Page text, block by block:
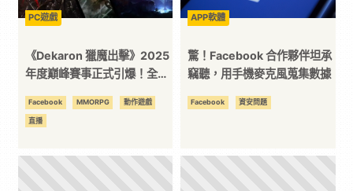
方
位
資
訊
PC遊戲
《Dekaron 獵魔出擊》2025
年度巔峰賽事正式引爆！全球
戰！
Facebook MMORPG 動作遊戲
直播
APP軟體
驚！Facebook 合作夥伴坦承
竊聽，用手機麥克風蒐集數據
Facebook 資安問題